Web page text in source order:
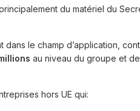
du matériel du
dans le champ d’application,
au niveau du groupe et de
hors UE qui: